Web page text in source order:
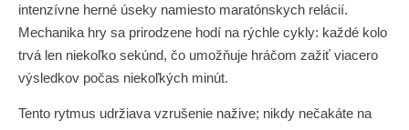
intenzívne herné úseky namiesto maratónskych relácií.
Mechanika hry sa prirodzene hodí na rýchle cykly: každé kolo
trvá len niekoľko sekúnd, čo umožňuje hráčom zažiť viacero
výsledkov počas niekoľkých minút.
Tento rytmus udržiava vzrušenie nažive; nikdy nečakáte na